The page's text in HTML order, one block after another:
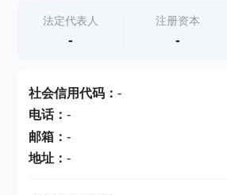
查产地
法定代表人
-
注册资本
-
社会信用代码： -
电话： -
邮箱： -
地址： -